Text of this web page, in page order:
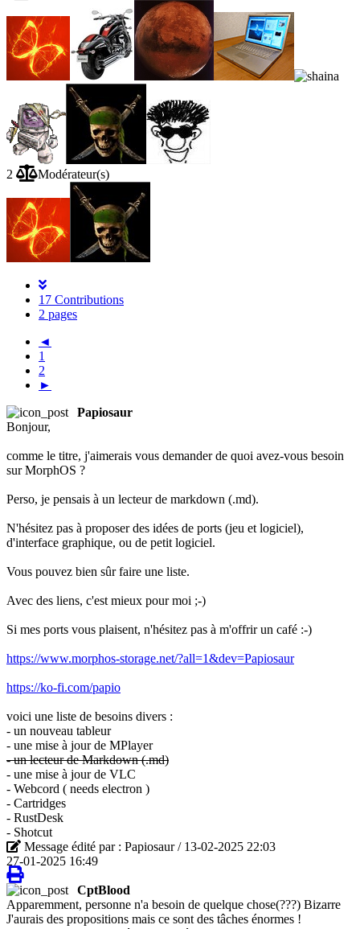
2 Modérateur(s)
17 Contributions
2 pages
◄
1
2
►
Papiosaur
Bonjour,
comme le titre, j'aimerais vous demander de quoi avez-vous besoin
sur MorphOS ?
Perso, je pensais à un lecteur de markdown (.md).
N'hésitez pas à proposer des idées de ports (jeu et logiciel),
d'interface graphique, ou de petit logiciel.
Vous pouvez bien sûr faire une liste.
Avec des liens, c'est mieux pour moi ;-)
Si mes ports vous plaisent, n'hésitez pas à m'offrir un café :-)
https://www.morphos-storage.net/?all=1&dev=Papiosaur
https://ko-fi.com/papio
voici une liste de besoins divers :
- un nouveau tableur
- une mise à jour de MPlayer
- un lecteur de Markdown (.md)
- une mise à jour de VLC
- Webcord ( needs electron )
- Cartridges
- RustDesk
- Shotcut
Message édité par : Papiosaur / 13-02-2025 22:03
27-01-2025 16:49
CptBlood
Apparemment, personne n'a besoin de quelque chose(???) Bizarre
J'aurais des propositions mais ce sont des tâches énormes !